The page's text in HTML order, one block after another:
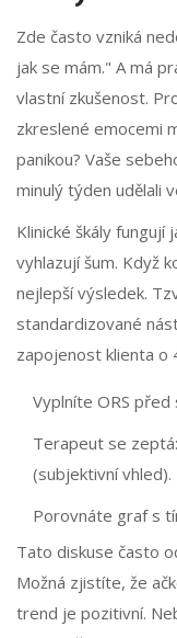
Zde často vzniká
jak se mám." A má
vlastní zkušenost.
zkreslené emocemi
panikou? Vaše
minulý týden udělali
Klinické škály fungují
vyhlazují šum. Když
nejlepší výsledek.
standardizované
zapojenost klienta o
Vyplníte ORS
Terapeut se
(subjektivní vhled).
Porovnáte graf s
Tato diskuse často
Možná zjistíte, že
trend je pozitivní.